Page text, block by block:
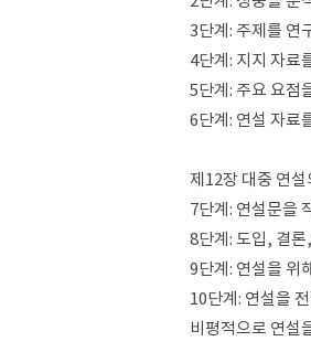
3단계: 주제를 연
4단계: 지지 자료
5단계: 주요 요점
6단계: 연설 자료
제12장 대중 연
7단계: 연설문을
8단계: 도입, 결
9단계: 연설을 위
10단계: 연설을
비평적으로 연설